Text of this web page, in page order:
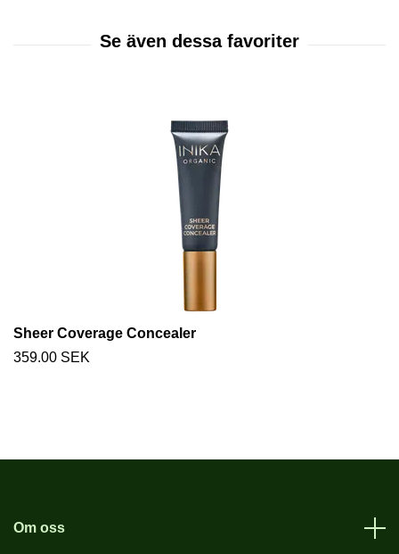
Sheer Coverage Concealer
359.00 SEK
Om oss